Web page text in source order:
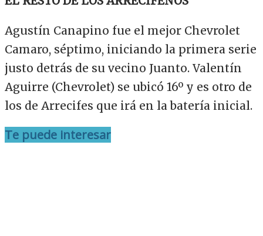
Agustín Canapino fue el mejor Chevrolet
Camaro, séptimo, iniciando la primera serie
justo detrás de su vecino Juanto. Valentín
Aguirre (Chevrolet) se ubicó 16º y es otro de
los de Arrecifes que irá en la batería inicial.
Te puede interesar